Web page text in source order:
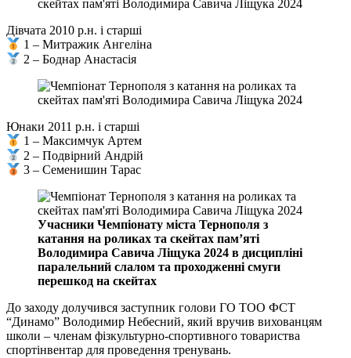
Дівчата 2010 р.н. і старші
1 – Митражик Ангеліна
2 – Боднар Анастасія
Юнаки 2011 р.н. і старші
1 – Максимчук Артем
2 – Подвірний Андрій
3 – Семенишин Тарас
Учасники Чемпіонату міста Тернополя з
катання на роликах та скейтах пам’яті
Володимира Савича Ліщука 2024 в дисципліні
паралельний слалом та проходженні смуги
перешкод на скейтах
До заходу долучився заступник голови ГО ТОО ФСТ
“Динамо” Володимир Небесний, який вручив вихованцям
школи – членам фізкультурно-спортивного товариства
спортінвентар для проведення тренувань.